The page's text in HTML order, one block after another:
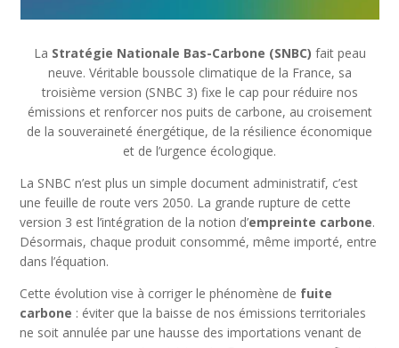
La Stratégie Nationale Bas-Carbone (SNBC) fait peau
neuve. Véritable boussole climatique de la France, sa
troisième version (SNBC 3) fixe le cap pour réduire nos
émissions et renforcer nos puits de carbone, au croisement
de la souveraineté énergétique, de la résilience économique
et de l’urgence écologique.
La SNBC n’est plus un simple document administratif, c’est
une feuille de route vers 2050. La grande rupture de cette
version 3 est l’intégration de la notion d’empreinte carbone.
Désormais, chaque produit consommé, même importé, entre
dans l’équation.
Cette évolution vise à corriger le phénomène de fuite
carbone : éviter que la baisse de nos émissions territoriales
ne soit annulée par une hausse des importations venant de